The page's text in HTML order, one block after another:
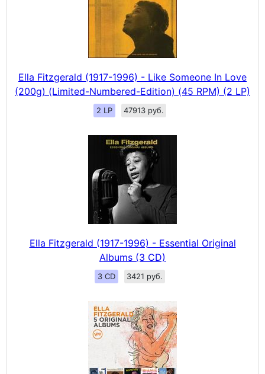
Ella Fitzgerald (1917-1996) - Like Someone In Love
(200g) (Limited-Numbered-Edition) (45 RPM) (2 LP)
2 LP 47913 руб.
Ella Fitzgerald (1917-1996) - Essential Original
Albums (3 CD)
3 CD 3421 руб.